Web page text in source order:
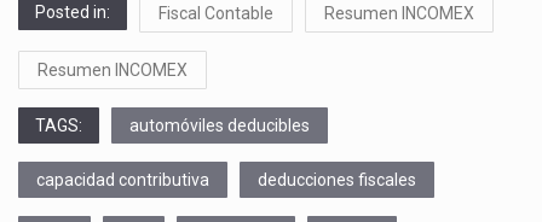
Posted in: Fiscal Contable Resumen INCOMEX
Resumen INCOMEX
TAGS: automóviles deducibles
capacidad contributiva deducciones fiscales